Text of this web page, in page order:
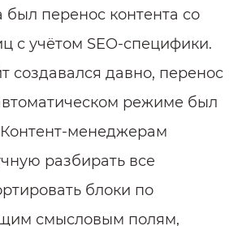
был перенос контента со
с учётом SEO-специфики.
создавался давно, перенос
режиме был
менеджерам
разбирать все
блоки по
смысловым полям,